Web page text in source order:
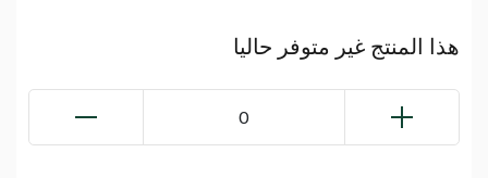
هذا المنتج غير متوفر حاليا
0